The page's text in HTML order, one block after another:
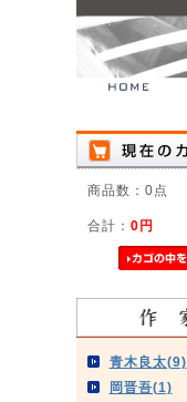
商品数：0点
合計： 0円
青木良太(9)
岡晋吾(1)